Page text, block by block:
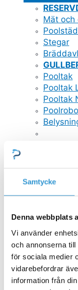
Samtycke
Denna webbplats
Vi använder
och annonserna
för sociala medier
vidarebefordrar
information från
Mät och
Stegar
Pooltak
Pooltak
Pooltak
UV-